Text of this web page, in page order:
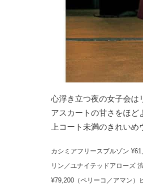
心浮き立つ夜の女子会は
アスカートの甘さをほど
上コート未満のきれいめ
カシミアフリースブルゾン
リン／ユナイテッドアローズ
¥79,200（ペリーコ／アマン）